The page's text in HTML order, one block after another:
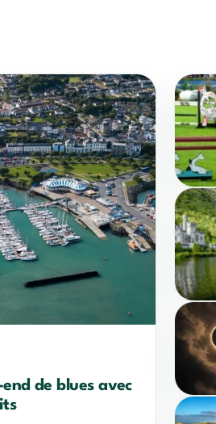
de blues avec